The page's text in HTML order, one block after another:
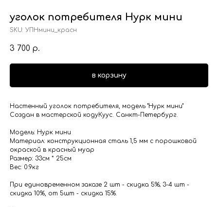
уголок потребителя Нурк мини
SKU: УПНмини_красн
3 700 р.
в корзину
Настенный уголок потребителя, модель "Нурк мини"
Создан в мастерской кодуКуус. Санкт-Петербург.
Модель: Нурк мини
Материал: конструкционная сталь 1,5 мм с порошковой
окраской в красный муар
Размер: 33см * 25см
Вес: 0.9кг
При единовременном заказе 2 шт - скидка 5%; 3-4 шт -
скидка 10%, от 5шт - скидка 15%.